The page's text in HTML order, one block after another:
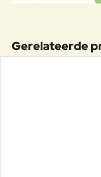
Bijna alle stoelen
De Round tafel is
en
Gerelateerde